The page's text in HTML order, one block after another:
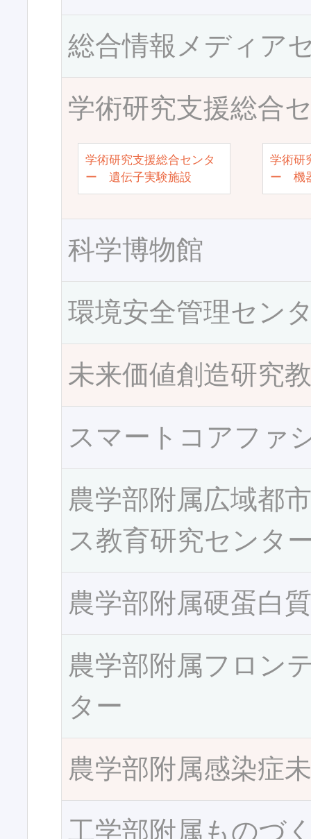
総合情報メディア
学術研究支援総合
学術研究支援総合センタ
ー 遺伝子実験施設
学術研
ー 機
科学博物館
環境安全管理セン
未来価値創造研究
スマートコアファ
農学部附属広域都
ス教育研究センタ
農学部附属硬蛋白
農学部附属フロン
ター
農学部附属感染症
工学部附属ものづ